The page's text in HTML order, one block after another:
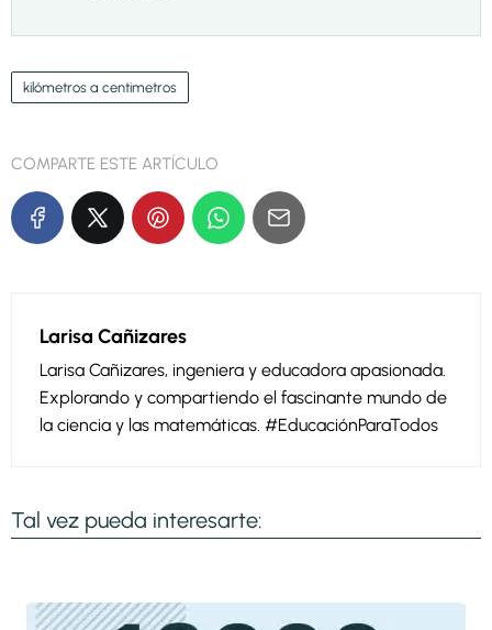
kilómetros a centimetros
COMPARTE ESTE ARTÍCULO
Larisa Cañizares
Larisa Cañizares, ingeniera y educadora apasionada.
Explorando y compartiendo el fascinante mundo de
la ciencia y las matemáticas. #EducaciónParaTodos
Tal vez pueda interesarte: